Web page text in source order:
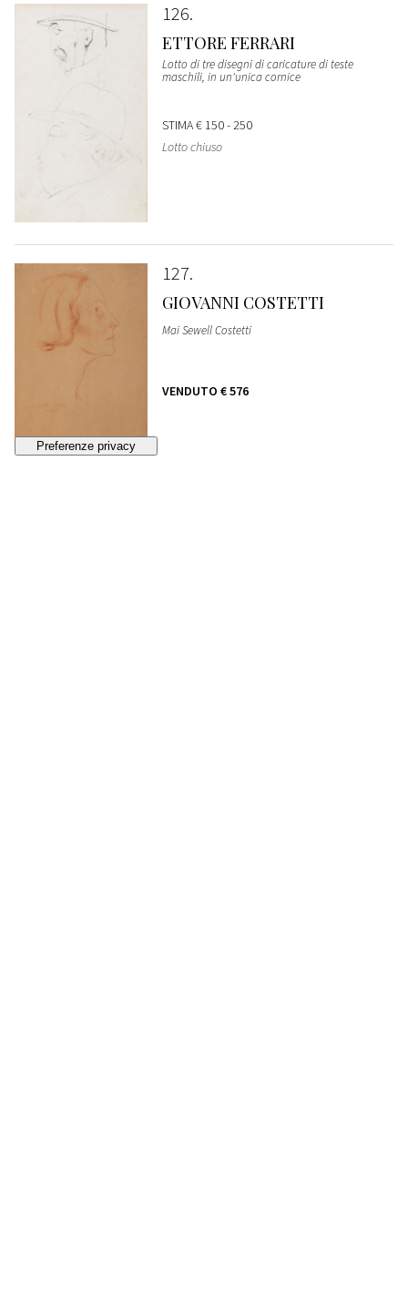
126
ETTORE FERRARI
Lotto di tre disegni di caricature di teste
maschili, in un'unica cornice
STIMA€ 150 - 250
Lotto chiuso
127
GIOVANNI COSTETTI
Mai Sewell Costetti
VENDUTO € 576